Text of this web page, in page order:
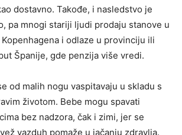
dostavno. Takođe, i nasledstvo je
pa mnogi stariji ljudi prodaju stanove u
i odlaze u provinciju ili
Španije, gde penzija više vredi.
od malih nogu vaspitavaju u skladu s
životom. Bebe mogu spavati
bez nadzora, čak i zimi, jer se
vazduh pomaže u jačanju zdravlja.